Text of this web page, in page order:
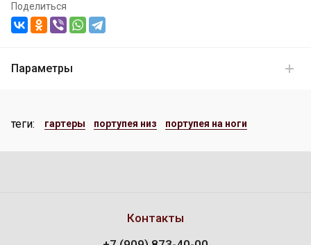
Поделиться
Параметры
теги: гартеры портупея низ портупея на ноги
Контакты